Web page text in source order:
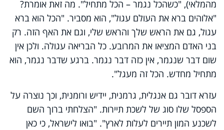
מהמלאי), "כשהכל נגמר – הכל מתחיל". מה זאת אומרת?
"אלוהים ברא את העולם עגול", הוא מסביר. "הכל הוא ברא
עגול, גם את הראש שלך והראש שלי, וגם את האף הזה. רק
בני האדם המציאו את המרובע. כל הבריאה עגולה. ולכן אין
שום דבר שנגמר, אין כזה דבר נגמר. ברגע שדבר נגמר, הוא
מתחיל מחדש. הכל זה מעגל".
עזרא דובר גם אנגלית, גרמנית, יידיש ורומנית, וכך נוצרה על
הספסל שלו סוג של לשכת תיירות. "הצלחתי ברוך השם
לשכנע המון תיירים לעלות לארץ". "בואו לישראל, כי כאן